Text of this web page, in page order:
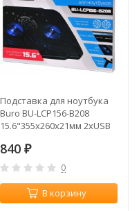
Подставка для ноутбука
Buro BU-LCP156-B208
15.6"355x260x21мм 2xUSB
металлическая сетка/
пластик черный
840 ₽
0
В корзину